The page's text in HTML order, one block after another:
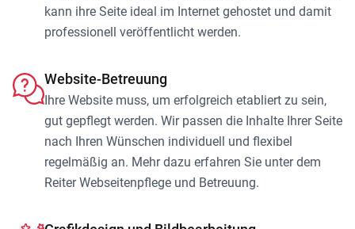
kann ihre Seite ideal im Internet gehostet und damit
professionell veröffentlicht werden.
Website-Betreuung
Ihre Website muss, um erfolgreich etabliert zu sein,
gut gepflegt werden. Wir passen die Inhalte Ihrer Seite
nach Ihren Wünschen individuell und flexibel
regelmäßig an. Mehr dazu erfahren Sie unter dem
Reiter Webseitenpflege und Betreuung.